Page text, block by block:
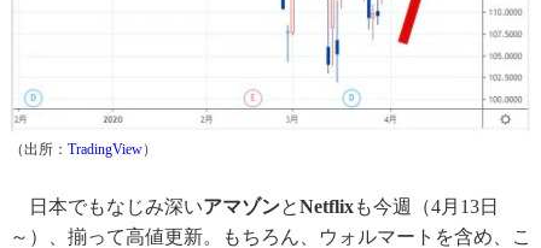
（出所： TradingView）
日本でもなじみ深いアマゾンとNetflixも今週（4月13日
～）、揃って高値更新。もちろん、ウォルマートを含め、こ